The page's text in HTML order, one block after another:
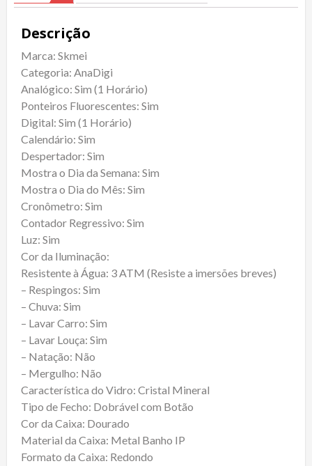
Descrição
Marca: Skmei
Categoria: AnaDigi
Analógico: Sim (1 Horário)
Ponteiros Fluorescentes: Sim
Digital: Sim (1 Horário)
Calendário: Sim
Despertador: Sim
Mostra o Dia da Semana: Sim
Mostra o Dia do Mês: Sim
Cronômetro: Sim
Contador Regressivo: Sim
Luz: Sim
Cor da Iluminação:
Resistente à Água: 3 ATM (Resiste a imersões breves)
– Respingos: Sim
– Chuva: Sim
– Lavar Carro: Sim
– Lavar Louça: Sim
– Natação: Não
– Mergulho: Não
Característica do Vidro: Cristal Mineral
Tipo de Fecho: Dobrável com Botão
Cor da Caixa: Dourado
Material da Caixa: Metal Banho IP
Formato da Caixa: Redondo